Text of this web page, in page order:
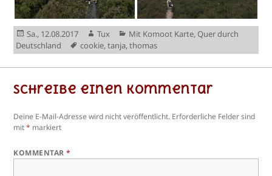
Veröffentlicht
am
Sa., 12.08.2017 Autor
Tux Kategorien
Mit Komoot Karte, Quer durch
Deutschland
Schlagwörter
cookie,tanja,thomas
Schreibe einen Kommentar
Deine E-Mail-Adresse wird nicht veröffentlicht. Erforderliche Felder sind
mit* markiert
KOMMENTAR*